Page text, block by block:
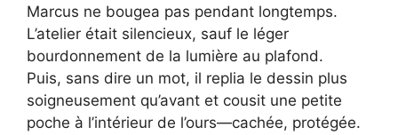
Marcus ne bougea pas pendant longtemps.
L’atelier était silencieux, sauf le léger
bourdonnement de la lumière au plafond.
Puis, sans dire un mot, il replia le dessin plus
soigneusement qu’avant et cousit une petite
poche à l’intérieur de l’ours—cachée, protégée.